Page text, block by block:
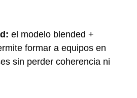
el modelo blended +
formar a equipos en
sin perder coherencia ni